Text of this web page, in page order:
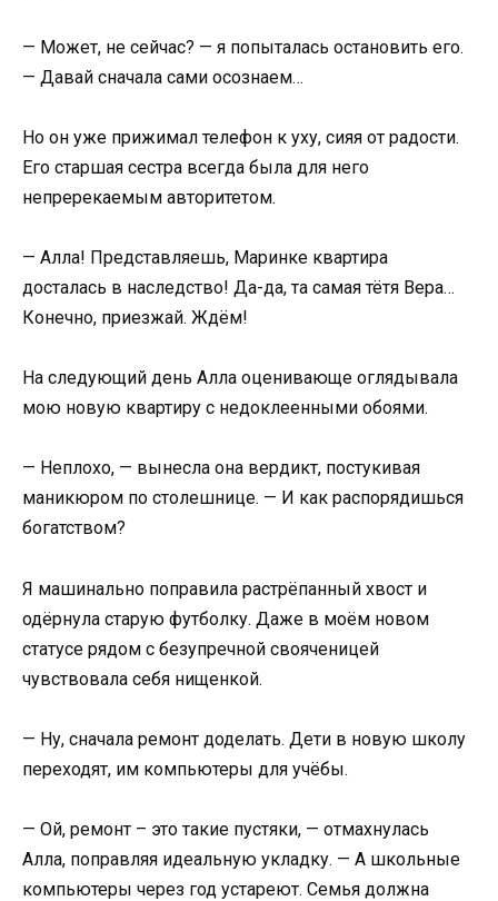
— Может, не сейчас? — я попыталась остановить его.
— Давай сначала сами осознаем…
Но он уже прижимал телефон к уху, сияя от радости.
Его старшая сестра всегда была для него
непререкаемым авторитетом.
— Алла! Представляешь, Маринке квартира
досталась в наследство! Да-да, та самая тётя Вера…
Конечно, приезжай. Ждём!
На следующий день Алла оценивающе оглядывала
мою новую квартиру с недоклеенными обоями.
— Неплохо, — вынесла она вердикт, постукивая
маникюром по столешнице. — И как распорядишься
богатством?
Я машинально поправила растрёпанный хвост и
одёрнула старую футболку. Даже в моём новом
статусе рядом с безупречной свояченицей
чувствовала себя нищенкой.
— Ну, сначала ремонт доделать. Дети в новую школу
переходят, им компьютеры для учёбы.
— Ой, ремонт – это такие пустяки, — отмахнулась
Алла, поправляя идеальную укладку. — А школьные
компьютеры через год устареют. Семья должна